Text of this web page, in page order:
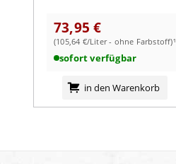
73,95 €
(105,64 €/Liter - ohne Farbstoff)¹
sofort verfügbar
in den Warenkorb